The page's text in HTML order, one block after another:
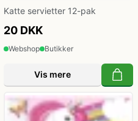
Katte servietter 12-pak
20 DKK
Webshop Butikker
Vis mere